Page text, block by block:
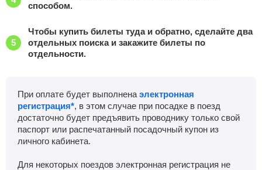
способом.
Чтобы купить билеты туда и обратно, сделайте два
отдельных поиска и закажите билеты по
отдельности.
При оплате будет выполнена электронная
регистрация*, в этом случае при посадке в поезд
достаточно будет предъявить проводнику только свой
паспорт или распечатанный посадочный купон из
личного кабинета.
Для некоторых поездов электронная регистрация не